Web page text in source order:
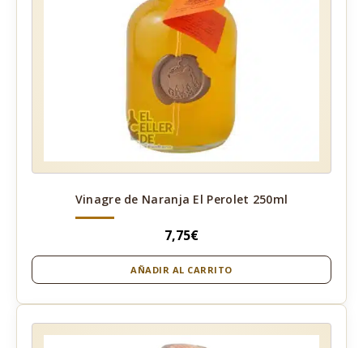
Vinagre de Naranja El Perolet 250ml
7,75€
AÑADIR AL CARRITO